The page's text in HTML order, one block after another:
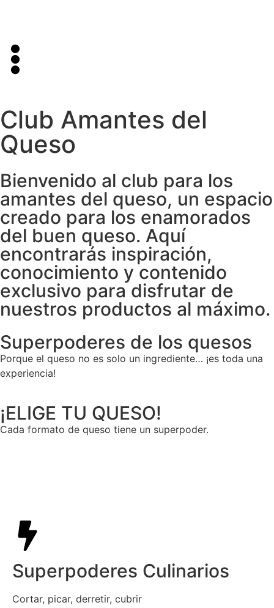
Club Amantes del
Queso
Bienvenido al club para los
amantes del queso, un espacio
creado para los enamorados
del buen queso. Aquí
encontrarás inspiración,
conocimiento y contenido
exclusivo para disfrutar de
nuestros productos al máximo.
Superpoderes de los quesos
Porque el queso no es solo un ingrediente… ¡es toda una
experiencia!
¡ELIGE TU QUESO!
Cada formato de queso tiene un superpoder.
Superpoderes Culinarios
Cortar, picar, derretir, cubrir